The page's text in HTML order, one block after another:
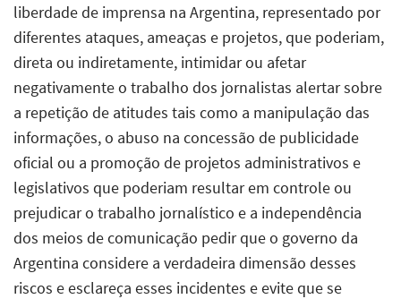
liberdade de imprensa na Argentina, representado por
diferentes ataques, ameaças e projetos, que poderiam,
direta ou indiretamente, intimidar ou afetar
negativamente o trabalho dos jornalistas alertar sobre
a repetição de atitudes tais como a manipulação das
informações, o abuso na concessão de publicidade
oficial ou a promoção de projetos administrativos e
legislativos que poderiam resultar em controle ou
prejudicar o trabalho jornalístico e a independência
dos meios de comunicação pedir que o governo da
Argentina considere a verdadeira dimensão desses
riscos e esclareça esses incidentes e evite que se